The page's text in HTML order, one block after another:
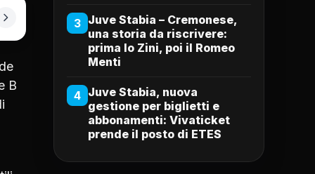
B
3 Juve Stabia – Cremonese,
una storia da riscrivere:
prima lo Zini, poi il Romeo
Menti
4 Juve Stabia, nuova
gestione per biglietti e
abbonamenti: Vivaticket
prende il posto di ETES